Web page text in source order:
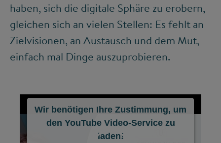
haben, sich die digitale Sphäre zu erobern,
gleichen sich an vielen Stellen: Es fehlt an
Zielvisionen, an Austausch und dem Mut,
einfach mal Dinge auszuprobieren.
Wir benötigen Ihre Zustimmung, um
den YouTube Video-Service zu
laden!